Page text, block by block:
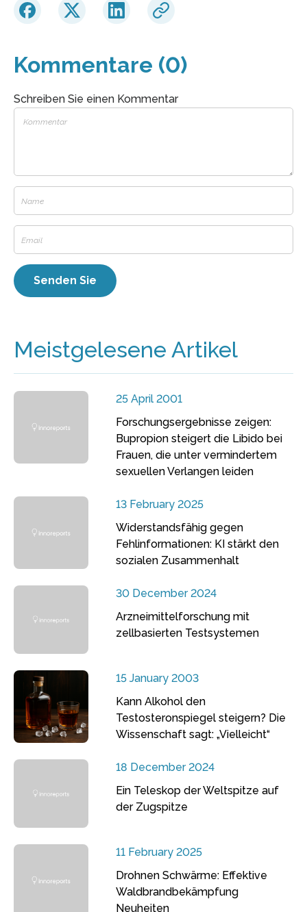
Kommentare (0)
Schreiben Sie einen Kommentar
Meistgelesene Artikel
25 April 2001
Forschungsergebnisse zeigen:
Bupropion steigert die Libido bei
Frauen, die unter vermindertem
sexuellen Verlangen leiden
13 February 2025
Widerstandsfähig gegen
Fehlinformationen: KI stärkt den
sozialen Zusammenhalt
30 December 2024
Arzneimittelforschung mit
zellbasierten Testsystemen
15 January 2003
Kann Alkohol den
Testosteronspiegel steigern? Die
Wissenschaft sagt: „Vielleicht“
18 December 2024
Ein Teleskop der Weltspitze auf
der Zugspitze
11 February 2025
Drohnen Schwärme: Effektive
Waldbrandbekämpfung
Neuheiten